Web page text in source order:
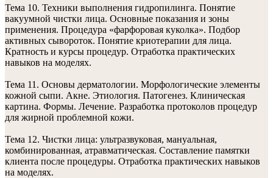
Тема 10. Техники выполнения гидропилинга. Понятие
вакуумной чистки лица. Основные показания и зоны
применения. Процедура «фарфоровая куколка». Подбор
активных сывороток. Понятие криотерапии для лица.
Кратность и курсы процедур. Отработка практических
навыков на моделях.
Тема 11. Основы дерматологии. Морфологические элементы
кожной сыпи. Акне. Этиология. Патогенез. Клиническая
картина. Формы. Лечение. Разработка протоколов процедур
для жирной проблемной кожи.
Тема 12. Чистки лица: ультразвуковая, мануальная,
комбинированная, атравматическая. Составление памятки
клиента после процедуры. Отработка практических навыков
на моделях.